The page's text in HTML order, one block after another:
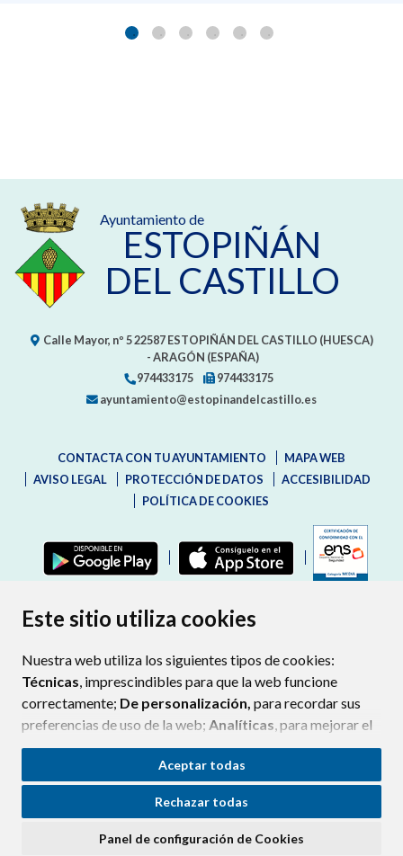
Este sitio utiliza cookies
Nuestra web utiliza los siguientes tipos de cookies:
Técnicas, imprescindibles para que la web funcione
correctamente; De personalización, para recordar sus
preferencias de uso de la web; Analíticas, para mejorar el
funcionamiento de la web y sus servicios.
Si acepta pulsando el botón“Aceptar todas”
consideramos que acepta su uso. Si pulsa el botón
ninguna acción, se guardarán las cookies técnicas
Aceptar todas
Rechazar todas
Panel de configuración de Cookies
Ayuntamiento de
ESTOPIÑÁN
DEL CASTILLO
Calle Mayor, nº 522587 ESTOPIÑÁN DEL CASTILLO (HUESCA)
- ARAGÓN (ESPAÑA)
974433175
974433175
ayuntamiento@estopinandelcastillo.es
CONTACTA CON TU AYUNTAMIENTO
MAPA WEB
AVISO LEGAL
PROTECCIÓN DE DATOS
ACCESIBILIDAD
POLÍTICA DE COOKIES